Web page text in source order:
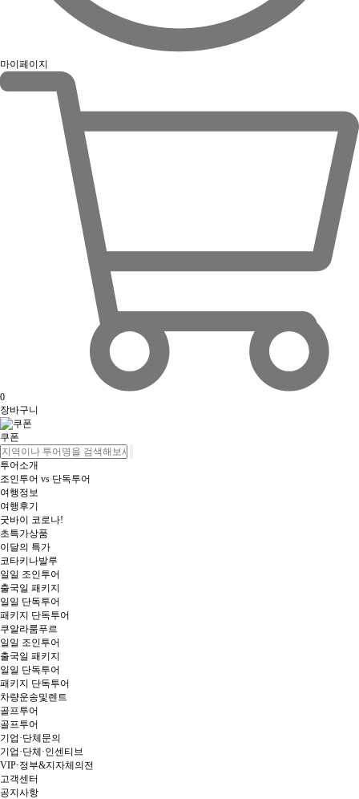
마이페이지
0
장바구니
쿠폰
투어소개
조인투어 vs 단독투어
여행정보
여행후기
굿바이 코로나!
초특가상품
이달의 특가
코타키나발루
일일 조인투어
출국일 패키지
일일 단독투어
패키지 단독투어
쿠알라룸푸르
일일 조인투어
출국일 패키지
일일 단독투어
패키지 단독투어
차량운송및렌트
골프투어
골프투어
기업·단체문의
기업·단체·인센티브
VIP·정부&지자체의전
고객센터
공지사항